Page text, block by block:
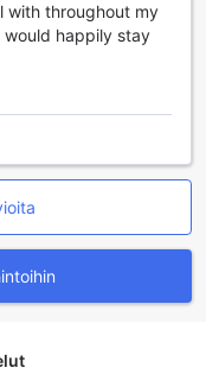
huoneet ovat
ajan.
jolta avautuu
Rentoutumiseen
nauttia inhouse-
jääkaappi
toilettitarvikkeita,
with throughout my
would happily stay